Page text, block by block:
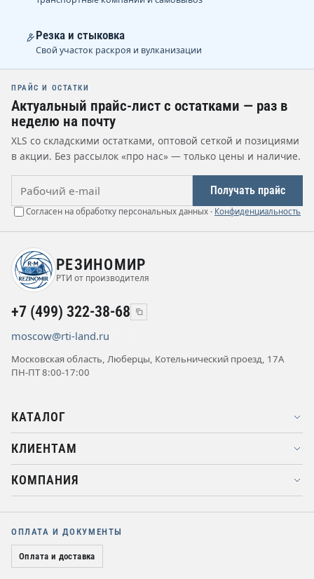
Резка и стыковка
Свой участок раскроя и вулканизации
ПРАЙС И ОСТАТКИ
Актуальный прайс-лист с остатками — раз в
неделю на почту
XLS со складскими остатками, оптовой сеткой и позициями
в акции. Без рассылок «про нас» — только цены и наличие.
Получать прайс
Согласен на обработку персональных данных · Конфиденциальность
РЕЗИНОМИР
РТИ от производителя
+7 (499) 322-38-68
moscow@rti-land.ru
Московская область, Люберцы, Котельнический проезд, 17А
ПН-ПТ 8:00-17:00
КАТАЛОГ
КЛИЕНТАМ
КОМПАНИЯ
ОПЛАТА И ДОКУМЕНТЫ
Оплата и доставка